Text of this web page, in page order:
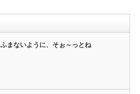
ふまないように、そぉ～っとね